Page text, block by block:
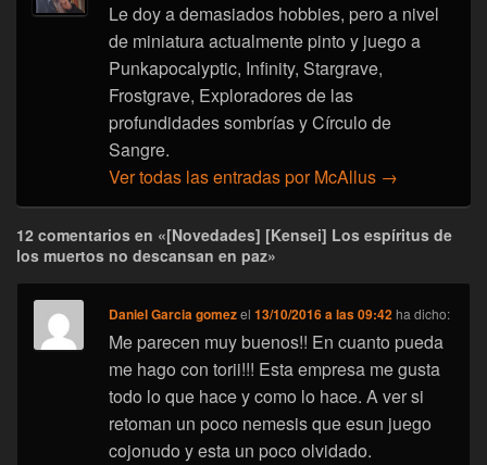
Le doy a demasiados hobbies, pero a nivel
de miniatura actualmente pinto y juego a
Punkapocalyptic, Infinity, Stargrave,
Frostgrave, Exploradores de las
profundidades sombrías y Círculo de
Sangre.
Ver todas las entradas por McAllus →
12 comentarios en «[Novedades] [Kensei] Los espíritus de
los muertos no descansan en paz»
Daniel Garcia gomezel13/10/2016 a las 09:42 ha dicho:
Me parecen muy buenos!! En cuanto pueda
me hago con torii!!! Esta empresa me gusta
todo lo que hace y como lo hace. A ver si
retoman un poco nemesis que esun juego
cojonudo y esta un poco olvidado.